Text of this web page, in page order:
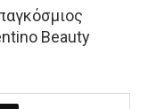
Beauty